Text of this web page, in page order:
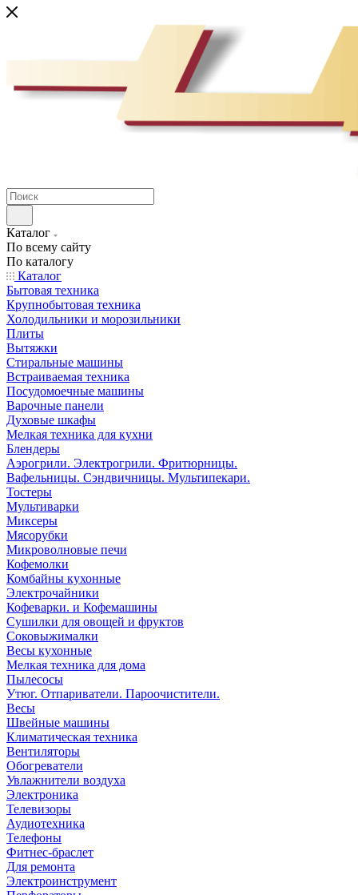
Каталог
По всему сайту
По каталогу
Каталог
Бытовая техника
Крупнобытовая техника
Холодильники и морозильники
Плиты
Вытяжки
Стиральные машины
Встраиваемая техника
Посудомоечные машины
Варочные панели
Духовые шкафы
Мелкая техника для кухни
Блендеры
Аэрогрили. Электрогрили. Фритюрницы.
Вафельницы. Сэндвичницы. Мультипекари.
Тостеры
Мультиварки
Миксеры
Мясорубки
Микроволновые печи
Кофемолки
Комбайны кухонные
Электрочайники
Кофеварки. и Кофемашины
Сушилки для овощей и фруктов
Соковыжималки
Весы кухонные
Мелкая техника для дома
Пылесосы
Утюг. Отпариватели. Пароочистители.
Весы
Швейные машины
Климатическая техника
Вентиляторы
Обогреватели
Увлажнители воздуха
Электроника
Телевизоры
Аудиотехника
Телефоны
Фитнес-браслет
Для ремонта
Электроинструмент